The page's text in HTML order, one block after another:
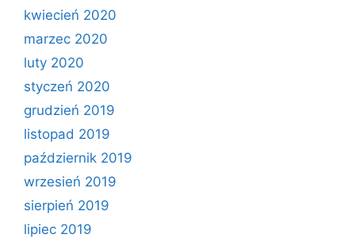
kwiecień 2020
marzec 2020
luty 2020
styczeń 2020
grudzień 2019
listopad 2019
październik 2019
wrzesień 2019
sierpień 2019
lipiec 2019